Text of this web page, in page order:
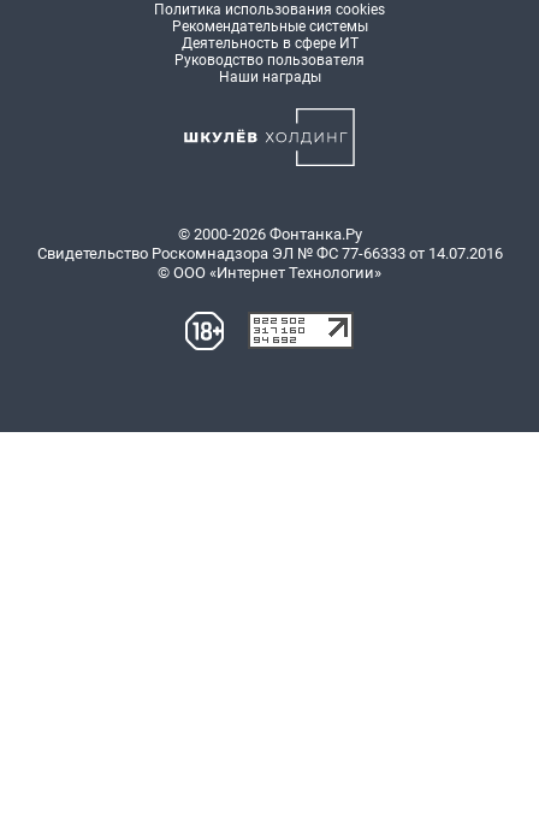
Политика использования cookies
Рекомендательные системы
Деятельность в сфере ИТ
Руководство пользователя
Наши награды
© 2000-2026 Фонтанка.Ру
Свидетельство Роскомнадзора ЭЛ № ФС 77-66333 от 14.07.2016
© ООО «Интернет Технологии»